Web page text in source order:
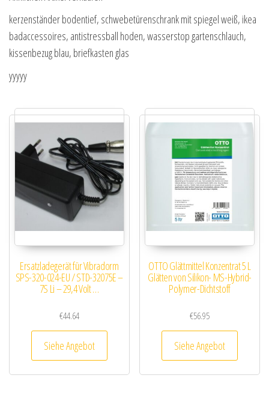
kerzenständer bodentief, schwebetürenschrank mit spiegel weiß, ikea
badaccessoires, antistressball hoden, wasserstop gartenschlauch,
kissenbezug blau, briefkasten glas
yyyyy
Ersatzladegerät für Vibradorm
SPS-320-024-EU / STD-32075E –
7S Li – 29,4 Volt …
€44.64
Siehe Angebot
OTTO Glättmittel Konzentrat 5 L
Glätten von Silikon- MS-Hybrid-
Polymer-Dichtstoff
€56.95
Siehe Angebot